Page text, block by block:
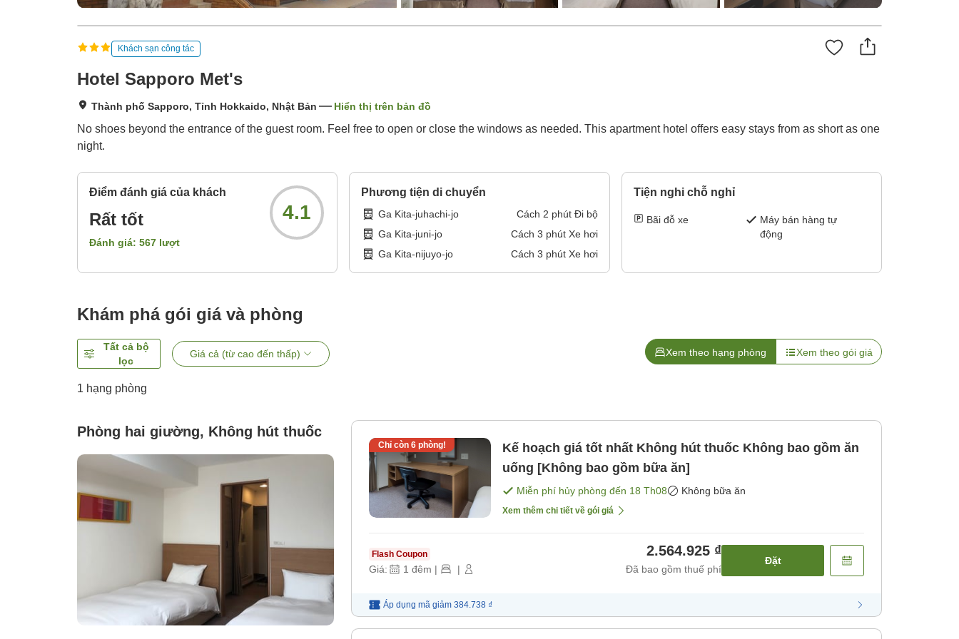
Khách sạn công tác
Hotel Sapporo Met's
Thành phố Sapporo, Tỉnh Hokkaido, Nhật Bản Hiển thị trên bản đồ
No shoes beyond the entrance of the guest room. Feel free to open or close the windows as needed. This apartment hotel offers easy stays from as short as one
night.
Điểm đánh giá của khách
Rất tốt
Đánh giá: 567 lượt
4.1
Phương tiện di chuyển
Ga Kita-juhachi-jo Cách 2 phút Đi bộ
Ga Kita-juni-jo
Cách 3 phút Xe hơi
Ga Kita-nijuyo-jo
Cách 3 phút Xe hơi
Tiện nghi chỗ nghỉ
Bãi đỗ xe
Máy bán hàng tự
động
Khám phá gói giá và phòng
Tất cả bộ
lọc
Giá cả (từ cao đến thấp) Xem theo hạng phòng Xem theo gói giá
1 hạng phòng
Phòng hai giường, Không hút thuốc
Chỉ còn 6phòng!
Kế hoạch giá tốt nhất Không hút thuốc Không bao gồm ăn
uống [Không bao gồm bữa ăn]
Miễn phí hủy phòng đến 18 Th08 Không bữa ăn
Xem thêm chi tiết về gói giá
Flash Coupon
Giá: 1 đêm | |
2.564.925 ₫
Đã bao gồm thuế phí
Đặt
Áp dụng mã giảm 384.738 ₫